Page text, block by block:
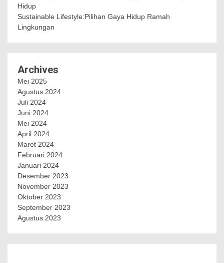
Hidup
Sustainable Lifestyle:Pilihan Gaya Hidup Ramah
Lingkungan
Archives
Mei 2025
Agustus 2024
Juli 2024
Juni 2024
Mei 2024
April 2024
Maret 2024
Februari 2024
Januari 2024
Desember 2023
November 2023
Oktober 2023
September 2023
Agustus 2023